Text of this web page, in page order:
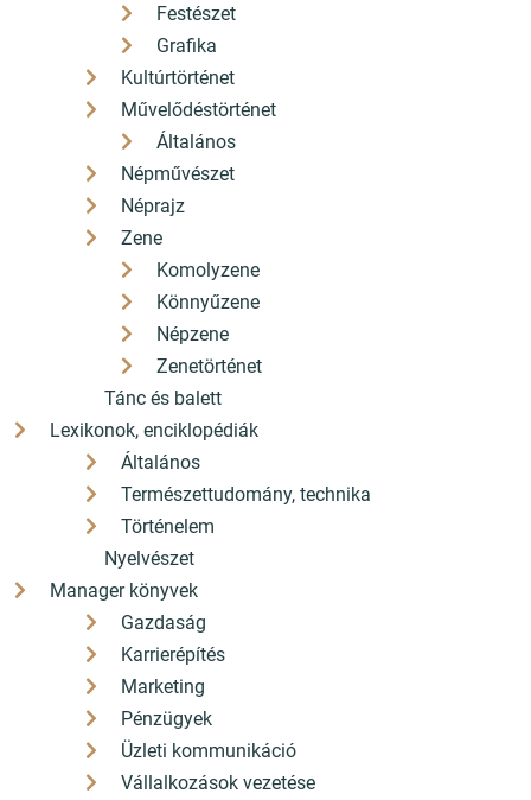
Festészet
Grafika
Kultúrtörténet
Művelődéstörténet
Általános
Népművészet
Néprajz
Zene
Komolyzene
Könnyűzene
Népzene
Zenetörténet
Tánc és balett
Lexikonok, enciklopédiák
Általános
Természettudomány, technika
Történelem
Nyelvészet
Manager könyvek
Gazdaság
Karrierépítés
Marketing
Pénzügyek
Üzleti kommunikáció
Vállalkozások vezetése